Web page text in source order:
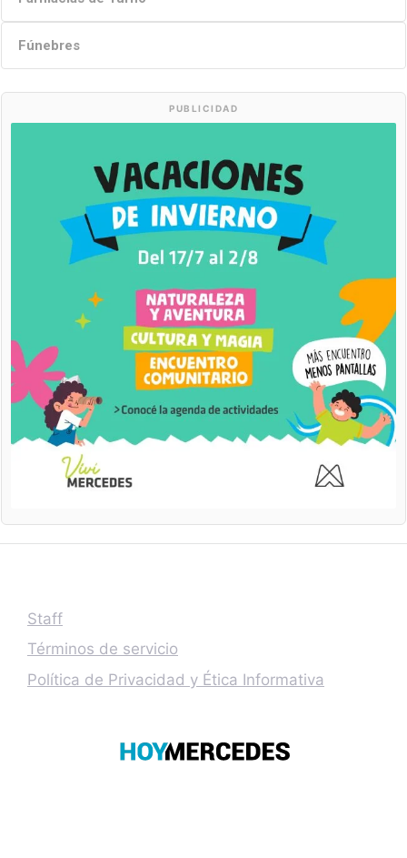
Fúnebres
PUBLICIDAD
Staff
Términos de servicio
Política de Privacidad y Ética Informativa